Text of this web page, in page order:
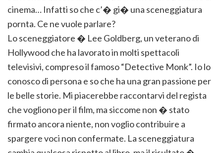
cinema… Infatti so che c’� gi� una sceneggiatura
pornta. Ce ne vuole parlare?
Lo sceneggiatore � Lee Goldberg, un veterano di
Hollywood che ha lavorato in molti spettacoli
televisivi, compreso il famoso “Detective Monk”. Io lo
conosco di persona e so che ha una gran passione per
le belle storie. Mi piacerebbe raccontarvi del regista
che vogliono per il film, ma siccome non � stato
firmato ancora niente, non voglio contribuire a
spargere voci non confermate. La sceneggiatura